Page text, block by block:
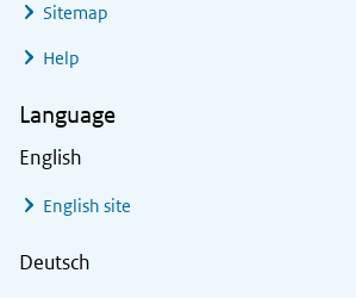
Sitemap
Help
Language
English
English site
Deutsch